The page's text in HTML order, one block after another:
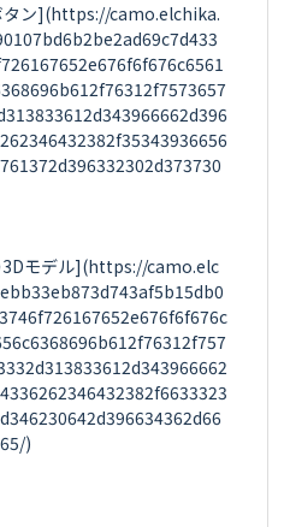
タン](https://camo.elchika.
3Dモデル](https://camo.elc
)